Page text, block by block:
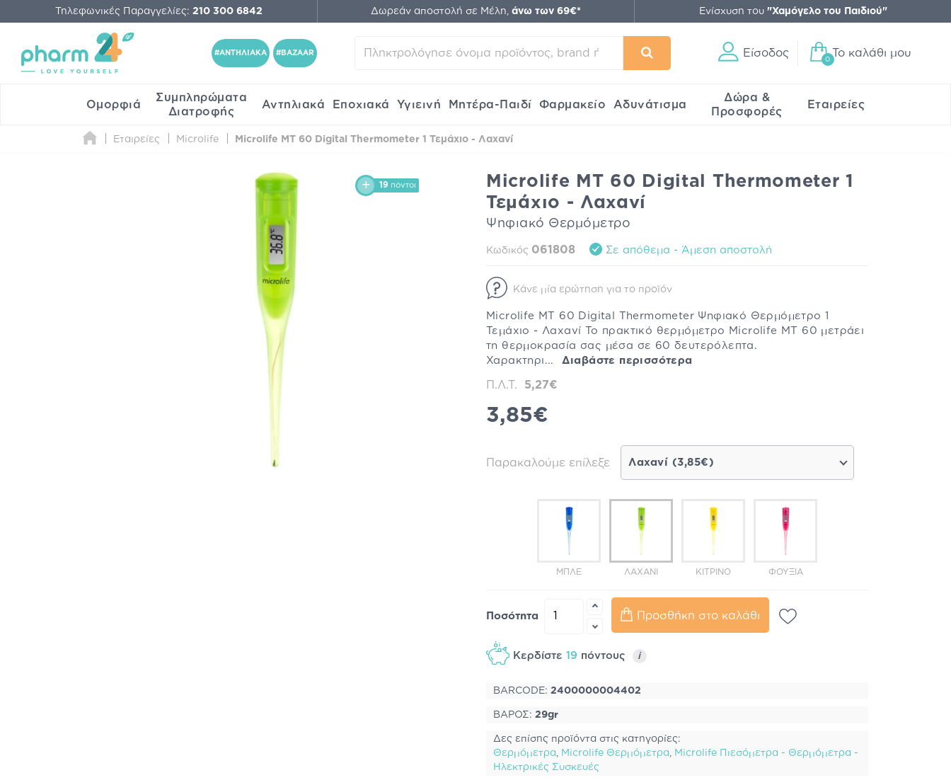
Τηλεφωνικές Παραγγελίες: 210 300 6842 Δωρεάν αποστολή σε Μέλη, άνω των 69€* Ενίσχυση του "Χαμόγελο του Παιδιού"
#ΑΝΤΗΛΙΑΚΑ #BAZAAR Είσοδος
0
Το καλάθι μου
Ομορφιά
Συμπληρώματα
Διατροφής
Αντηλιακά Εποχιακά Υγιεινή Μητέρα-Παιδί Φαρμακείο Αδυνάτισμα
Δώρα &
Προσφορές
Εταιρείες
Εταιρείες Microlife Microlife MT 60 Digital Thermometer 1 Τεμάχιο - Λαχανί
19 πόντοι
Microlife MT 60 Digital Thermometer 1
Τεμάχιο - Λαχανί
Ψηφιακό Θερμόμετρο
Κωδικός 061808 Σε απόθεμα - Άμεση αποστολή
Κάνε μία ερώτηση για το προϊόν
Microlife MT 60 Digital Thermometer Ψηφιακό Θερμόμετρο 1
Τεμάχιο - Λαχανί Το πρακτικό θερμόμετρο Microlife MT 60 μετράει
τη θερμοκρασία σας μέσα σε 60 δευτερόλεπτα.
Χαρακτηρι... Διαβάστε περισσότερα
Π.Λ.Τ. 5,27€
3,85€
Παρακαλούμε επίλεξε Λαχανί (3,85€)
ΜΠΛΕ ΛΑΧΑΝΊ ΚΊΤΡΙΝΟ ΦΟΎΞΙΑ
Ποσότητα Προσθήκη στο καλάθι
Κερδίστε 19 πόντους i
BARCODE: 2400000004402
ΒΑΡΟΣ: 29gr
Δες επίσης προϊόντα στις κατηγορίες:
Θερμόμετρα
Microlife Θερμόμετρα
Microlife Πιεσόμετρα - Θερμόμετρα -
Ηλεκτρικές Συσκευές